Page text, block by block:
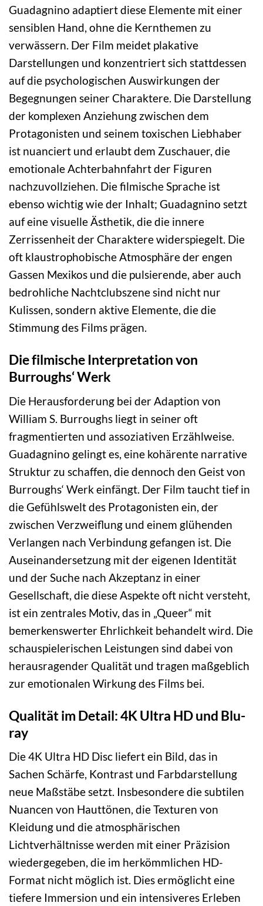
Guadagnino adaptiert diese Elemente mit einer
sensiblen Hand, ohne die Kernthemen zu
verwässern. Der Film meidet plakative
Darstellungen und konzentriert sich stattdessen
auf die psychologischen Auswirkungen der
Begegnungen seiner Charaktere. Die Darstellung
der komplexen Anziehung zwischen dem
Protagonisten und seinem toxischen Liebhaber
ist nuanciert und erlaubt dem Zuschauer, die
emotionale Achterbahnfahrt der Figuren
nachzuvollziehen. Die filmische Sprache ist
ebenso wichtig wie der Inhalt; Guadagnino setzt
auf eine visuelle Ästhetik, die die innere
Zerrissenheit der Charaktere widerspiegelt. Die
oft klaustrophobische Atmosphäre der engen
Gassen Mexikos und die pulsierende, aber auch
bedrohliche Nachtclubszene sind nicht nur
Kulissen, sondern aktive Elemente, die die
Stimmung des Films prägen.
Die filmische Interpretation von
Burroughs‘ Werk
Die Herausforderung bei der Adaption von
William S. Burroughs liegt in seiner oft
fragmentierten und assoziativen Erzählweise.
Guadagnino gelingt es, eine kohärente narrative
Struktur zu schaffen, die dennoch den Geist von
Burroughs‘ Werk einfängt. Der Film taucht tief in
die Gefühlswelt des Protagonisten ein, der
zwischen Verzweiflung und einem glühenden
Verlangen nach Verbindung gefangen ist. Die
Auseinandersetzung mit der eigenen Identität
und der Suche nach Akzeptanz in einer
Gesellschaft, die diese Aspekte oft nicht versteht,
ist ein zentrales Motiv, das in „Queer“ mit
bemerkenswerter Ehrlichkeit behandelt wird. Die
schauspielerischen Leistungen sind dabei von
herausragender Qualität und tragen maßgeblich
zur emotionalen Wirkung des Films bei.
Qualität im Detail: 4K Ultra HD und Blu-
ray
Die 4K Ultra HD Disc liefert ein Bild, das in
Sachen Schärfe, Kontrast und Farbdarstellung
neue Maßstäbe setzt. Insbesondere die subtilen
Nuancen von Hauttönen, die Texturen von
Kleidung und die atmosphärischen
Lichtverhältnisse werden mit einer Präzision
wiedergegeben, die im herkömmlichen HD-
Format nicht möglich ist. Dies ermöglicht eine
tiefere Immersion und ein intensiveres Erleben